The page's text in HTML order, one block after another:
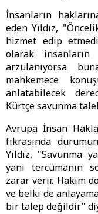
İnsanların
eden Yıldız,
hizmet edip
olarak insanların
arzulanıyorsa
mahkemece
anlatabilecek
Kürtçe savunma
Avrupa İnsan
fıkrasında
Yıldız, "Savunma
yani tercümanın
zarar verir. Hakim
ve belki de
bir talep değildir"